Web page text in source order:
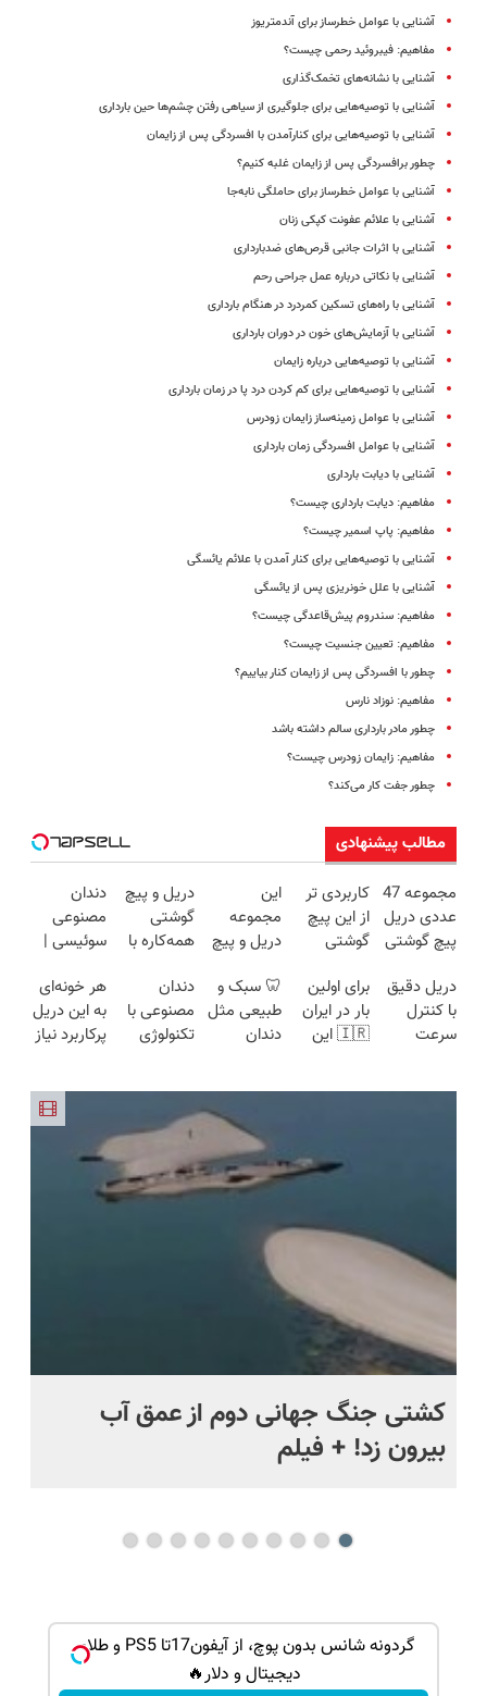
آشنایی با عوامل خطرساز برای آندمتریوز
مفاهیم: فیبروئید رحمی چیست؟
آشنایی با نشانه‌‌های تخمک‌گذاری
آشنایی با توصیه‌هایی برای جلوگیری از سیاهی رفتن چشم‌ها حین بارداری
آشنایی با توصیه‌هایی برای کنارآمدن با افسردگی پس از زایمان
چطور برافسردگی پس از زایمان غلبه کنیم؟
آشنایی با عوامل خطرساز برای حاملگی نابه‌جا
آشنایی با علائم عفونت کپکی زنان
آشنایی با اثرات جانبی قرص‌های ضدبارداری
آشنایی با نکاتی درباره عمل جراحی رحم‌
آشنایی با راه‌های تسکین کمردرد در هنگام بارداری
آشنایی با آزمایش‌های خون در دوران بارداری
آشنایی با توصیه‌هایی درباره زایمان
آشنایی با توصیه‌هایی برای کم کردن درد پا در زمان بارداری
آشنایی با عوامل زمینه‌‌ساز زایمان زودرس
آشنایی با عوامل افسردگی زمان بارداری
آشنایی با دیابت بارداری
مفاهیم: دیابت بارداری چیست؟
مفاهیم: پاپ اسمیر چیست؟
آشنایی با توصیه‌هایی برای کنار آمدن با علائم یائسگی
آشنایی با علل خونریزی پس از یائسگی
مفاهیم: سندروم پیش‌قاعدگی چیست؟
مفاهیم: تعیین جنسیت چیست؟
چطور با افسردگی پس از زایمان کنار بیاییم؟
مفاهیم: نوزاد نارس
چطور مادر بارداری سالم داشته باشد
مفاهیم: زایمان زودرس چیست؟
چطور جفت کار می‌کند؟
مطالب پیشنهادی
مجموعه 47
عددی دریل
پیچ گوشتی
(تخفیف به
مدت
محدود)
کاربردی تر
از این پیچ
گوشتی
تیکه
کاربردی با
ضمانت
این
مجموعه
دریل و پیچ
گارانتی و
نصف قیمت
بخر!😉
دریل و پیچ
گوشتی
همه‌کاره با
هوشمند ⚙️
(نصف
قیمت بازار
دندان
مصنوعی
سوئیسی |
مقاوم،
طبیعی!
ویزیت
اقساطی😍
دریل دقیق
با کنترل
سرعت
برای اولین
بار در ایران
🇮🇷 این
🦷 سبک و
طبیعی مثل
دندان
اقساطی 💳
📍 تهران
دندان
مصنوعی با
تکنولوژی
هر خونه‌ای
به این دریل
پرکاربرد نیاز
کشتی‌ جنگ جهانی دوم از عمق آب
بیرون زد! + فیلم
گردونه شانس بدون پوچ، از آیفون17تا PS5 و طلای
دیجیتال و دلار🔥